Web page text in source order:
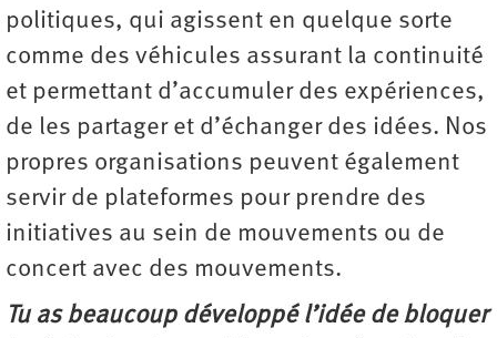
politiques, qui agissent en quelque sorte
comme des véhicules assurant la continuité
et permettant d’accumuler des expériences,
de les partager et d’échanger des idées. Nos
propres organisations peuvent également
servir de plateformes pour prendre des
initiatives au sein de mouvements ou de
concert avec des mouvements.
Tu as beaucoup développé l’idée de bloquer